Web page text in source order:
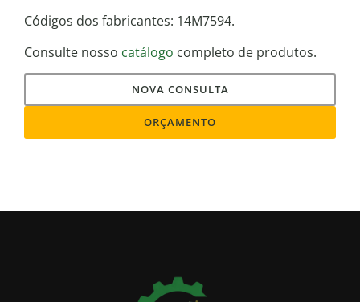
Códigos dos fabricantes: 14M7594.
Consulte nosso catálogo completo de produtos.
NOVA CONSULTA
ORÇAMENTO